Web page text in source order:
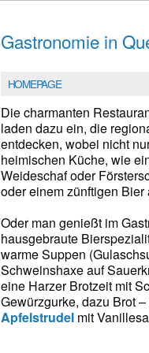
Gastronomie in
HOMEPAGE
Die charmanten
laden dazu ein, die
entdecken, wobei nicht
heimischen Küche, wie
Weideschaf oder
oder einem zünftigen Bier
Oder man genießt im
hausgebraute
warme Suppen
Schweinshaxe auf
eine Harzer Brotzeit mit
Gewürzgurke, dazu Brot
Apfelstrudel mit